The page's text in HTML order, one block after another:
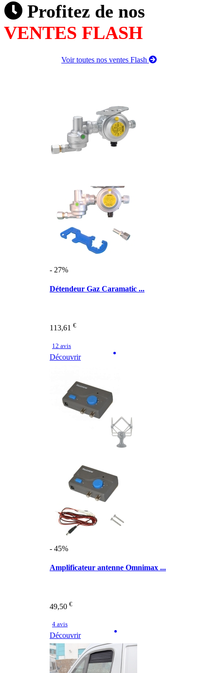
Profitez de nos
VENTES FLASH
Voir toutes nos ventes Flash
- 27%
Détendeur Gaz Caramatic ...
113,61 €
12 avis
Découvrir
- 45%
Amplificateur antenne Omnimax ...
49,50 €
4 avis
Découvrir